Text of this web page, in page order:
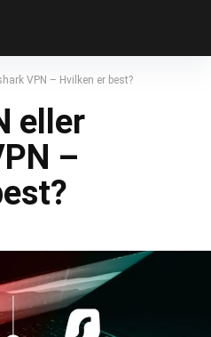
VPN – Hvilken er best?
eller
–